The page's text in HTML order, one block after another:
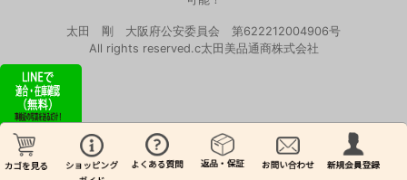
太田 剛 大阪府公安委員会 第622212004906号
All rights reserved.c太田美品通商株式会社